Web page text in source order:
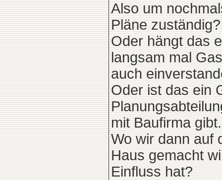
Also um
Pläne
Oder hängt das
langsam mal
auch
Oder ist das ein
mit Baufirma gibt.
Wo wir dann auf
Haus gemacht
Einfluss hat?